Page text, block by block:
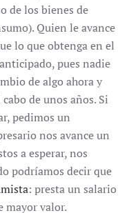
de los bienes de
Quien le avance
lo que obtenga en el
pues nadie
de algo ahora y
de unos años. Si
pedimos un
nos avance un
a esperar, nos
podríamos decir que
: presta un salario
mayor valor.